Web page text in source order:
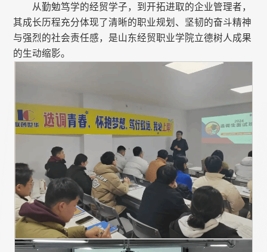
从勤勉笃学的经贸学子，到开拓进取的企业管理者，
其成长历程充分体现了清晰的职业规划、坚韧的奋斗精神
与强烈的社会责任感，是山东经贸职业学院立德树人成果
的生动缩影。